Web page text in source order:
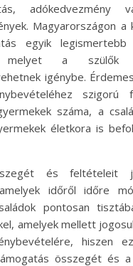
adókedvezmény
Magyarországon a
egyik
melyet a
igénybe.
szigorú
száma, a
életkora is
és feltételeit
időről időre
pontosan
amelyek mellett
hiszen
összegét és